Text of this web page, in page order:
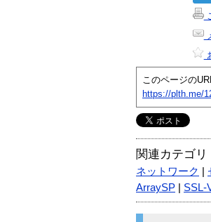
このページのURL
https://plth.me/
関連カテゴリ
ネットワーク
ArraySP
SSL-